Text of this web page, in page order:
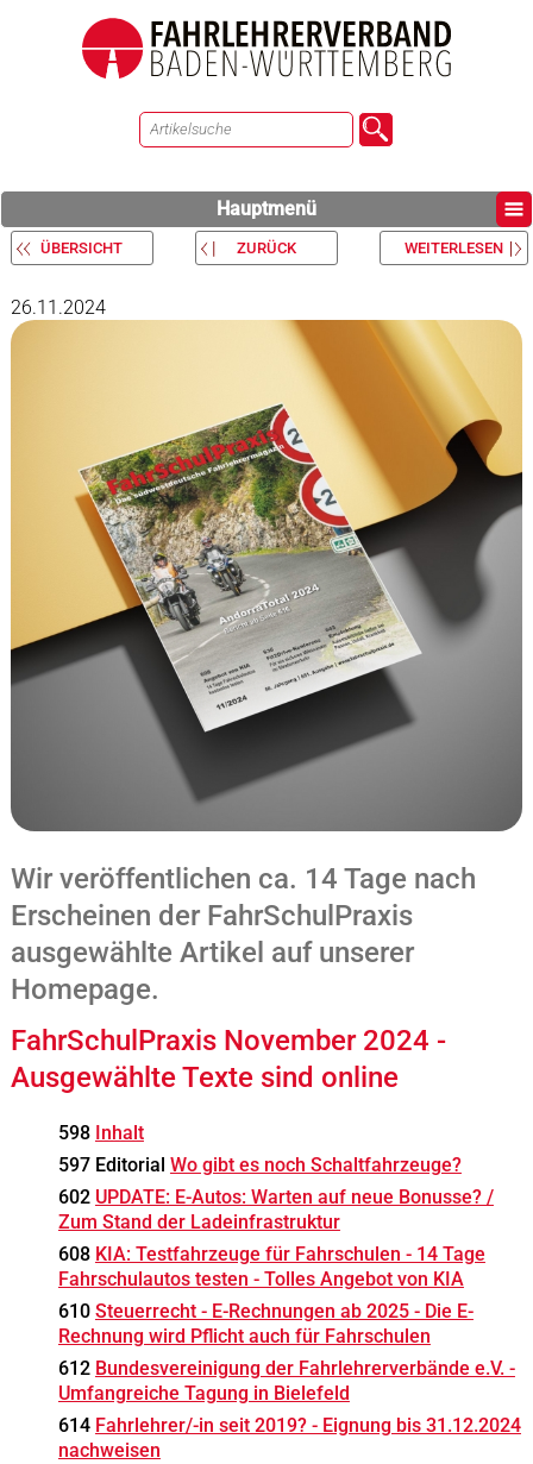
Hauptmenü
ÜBERSICHT ZURÜCK WEITERLESEN
26.11.2024
Wir veröffentlichen ca. 14 Tage nach
Erscheinen der FahrSchulPraxis
ausgewählte Artikel auf unserer
Homepage.
FahrSchulPraxis November 2024 -
Ausgewählte Texte sind online
598 Inhalt
597 Editorial Wo gibt es noch Schaltfahrzeuge?
602 UPDATE: E-Autos: Warten auf neue Bonusse? /
Zum Stand der Ladeinfrastruktur
608 KIA: Testfahrzeuge für Fahrschulen - 14 Tage
Fahrschulautos testen - Tolles Angebot von KIA
610 Steuerrecht - E-Rechnungen ab 2025 - Die E-
Rechnung wird Pflicht auch für Fahrschulen
612 Bundesvereinigung der Fahrlehrerverbände e.V. -
Umfangreiche Tagung in Bielefeld
614 Fahrlehrer/-in seit 2019? - Eignung bis 31.12.2024
nachweisen